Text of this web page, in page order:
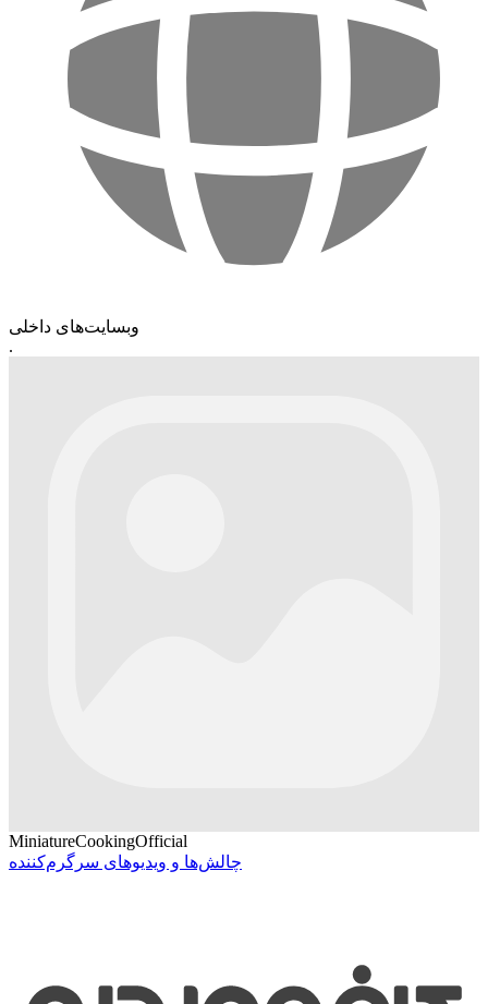
وبسایت‌های داخلی
.
MiniatureCookingOfficial
چالش‌ها و ویدیوهای سرگرم‌کننده